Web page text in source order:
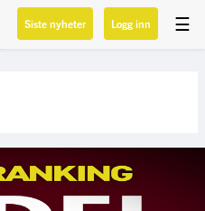
☰
Siste nyheter Logg inn